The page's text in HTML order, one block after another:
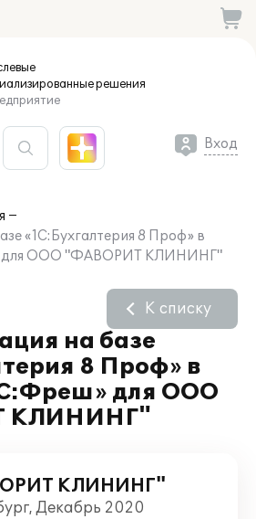
решения
Вход
«1С:Бухгалтерия 8 Проф» в
для ООО "ФАВОРИТ КЛИНИНГ"
на базе
8 Проф» в
для ООО
КЛИНИНГ"
К списку
КЛИНИНГ"
Декабрь 2020